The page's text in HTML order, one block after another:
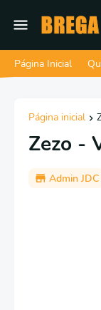
Página Inicial
Página inicial
Zezo -
Admin JDC